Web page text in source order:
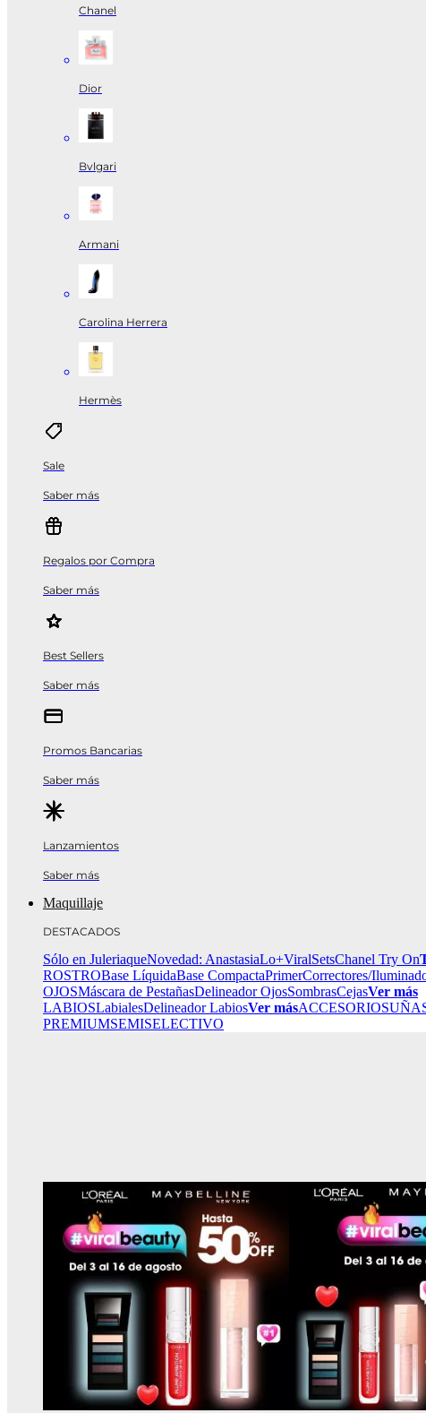
Chanel
Dior
Bvlgari
Armani
Carolina Herrera
Hermès
Sale
Saber más
Regalos por Compra
Saber más
Best Sellers
Saber más
Promos Bancarias
Saber más
Lanzamientos
Saber más
Maquillaje
DESTACADOS
Sólo en JuleriaqueNovedad: AnastasiaLo+ViralSetsChanel Try On
ROSTROBase LíquidaBase CompactaPrimerCorrectores/
OJOSMáscara de PestañasDelineador OjosSombrasCejasVer más
LABIOSLabialesDelineador LabiosVer másACCESORIOS
PREMIUMSEMISELECTIVO